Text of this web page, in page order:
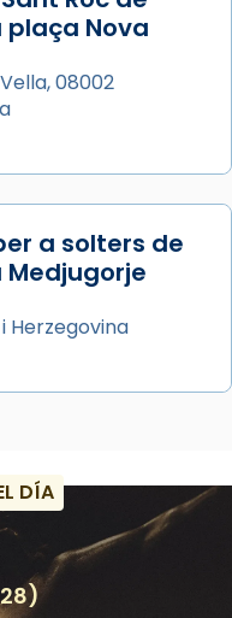
plaça Nova
08002
a solters de
Medjugorje
Herzegovina
DÍA